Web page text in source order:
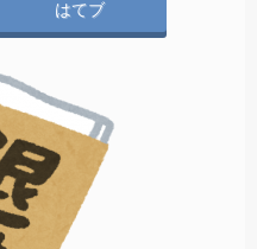
はてブ